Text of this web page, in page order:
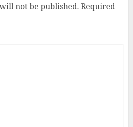
not be published. Required